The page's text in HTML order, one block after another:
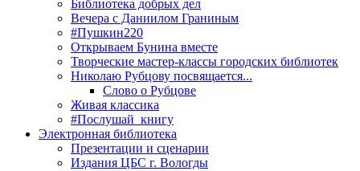
Библиотека добрых дел
Вечера с Даниилом Граниным
#Пушкин220
Открываем Бунина вместе
Творческие мастер-классы городских библиотек
Николаю Рубцову посвящается...
Слово о Рубцове
Живая классика
#Послушай_книгу
Электронная библиотека
Презентации и сценарии
Издания ЦБС г. Вологды